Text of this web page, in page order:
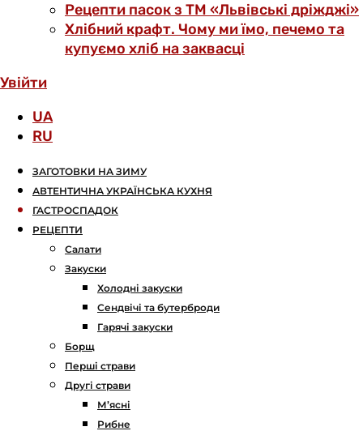
Рецепти пасок з ТМ «Львівські дріжджі»
Хлібний крафт. Чому ми їмо, печемо та
купуємо хліб на заквасці
Увійти
UA
RU
ЗАГОТОВКИ НА ЗИМУ
АВТЕНТИЧНА УКРАЇНСЬКА КУХНЯ
ГАСТРОСПАДОК
РЕЦЕПТИ
Салати
Закуски
Холодні закуски
Сендвічі та бутерброди
Гарячі закуски
Борщ
Перші страви
Другі страви
М’ясні
Рибне